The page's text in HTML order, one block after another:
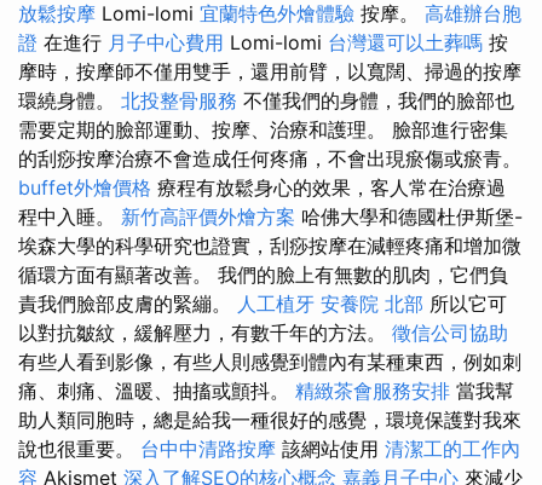
放鬆按摩 Lomi-lomi 宜蘭特色外燴體驗 按摩。 高雄辦台胞
證 在進行 月子中心費用 Lomi-lomi 台灣還可以土葬嗎 按
摩時，按摩師不僅用雙手，還用前臂，以寬闊、掃過的按摩
環繞身體。 北投整骨服務 不僅我們的身體，我們的臉部也
需要定期的臉部運動、按摩、治療和護理。 臉部進行密集
的刮痧按摩治療不會造成任何疼痛，不會出現瘀傷或瘀青。
buffet外燴價格 療程有放鬆身心的效果，客人常在治療過
程中入睡。 新竹高評價外燴方案 哈佛大學和德國杜伊斯堡-
埃森大學的科學研究也證實，刮痧按摩在減輕疼痛和增加微
循環方面有顯著改善。 我們的臉上有無數的肌肉，它們負
責我們臉部皮膚的緊繃。 人工植牙 安養院 北部 所以它可
以對抗皺紋，緩解壓力，有數千年的方法。 徵信公司協助
有些人看到影像，有些人則感覺到體內有某種東西，例如刺
痛、刺痛、溫暖、抽搐或顫抖。 精緻茶會服務安排 當我幫
助人類同胞時，總是給我一種很好的感覺，環境保護對我來
說也很重要。 台中中清路按摩 該網站使用 清潔工的工作內
容 Akismet 深入了解SEO的核心概念 嘉義月子中心 來減少